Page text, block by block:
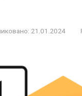
21.01.2024